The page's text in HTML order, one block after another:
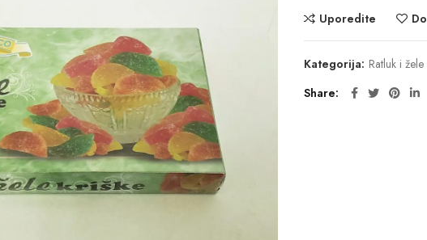
Uporedite
Kategorija: Ratluk i žele
Share